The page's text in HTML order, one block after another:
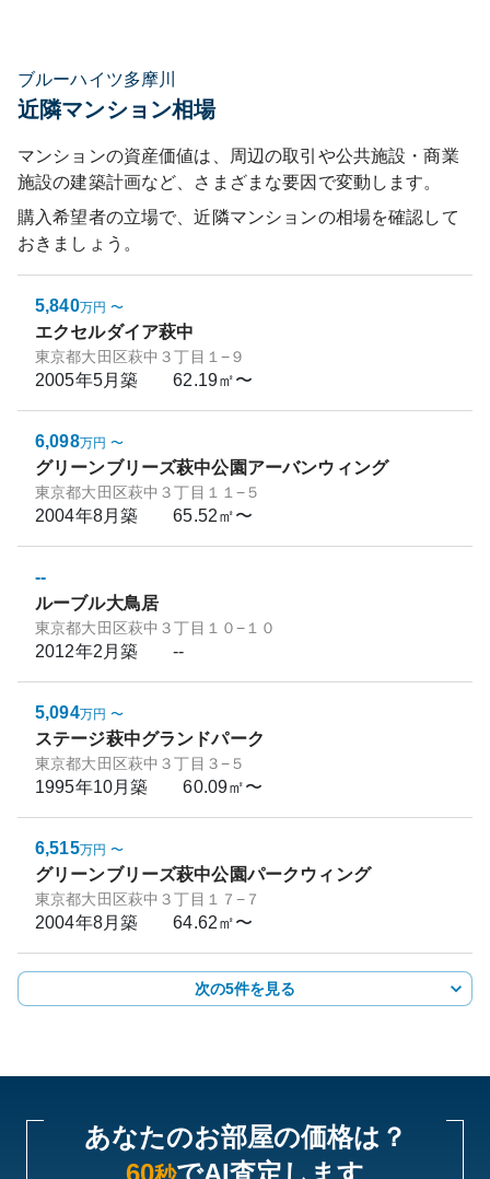
ブルーハイツ多摩川
近隣マンション相場
マンションの資産価値は、周辺の取引や公共施設・商業
施設の建築計画など、さまざまな要因で変動します。
購入希望者の立場で、近隣マンションの相場を確認して
おきましょう。
5,840万円 〜
エクセルダイア萩中
東京都大田区萩中３丁目１−９
2005年5月築 62.19㎡〜
6,098万円 〜
グリーンブリーズ萩中公園アーバンウィング
東京都大田区萩中３丁目１１−５
2004年8月築 65.52㎡〜
--
ルーブル大鳥居
東京都大田区萩中３丁目１０−１０
2012年2月築 --
5,094万円 〜
ステージ萩中グランドパーク
東京都大田区萩中３丁目３−５
1995年10月築 60.09㎡〜
6,515万円 〜
グリーンブリーズ萩中公園パークウィング
東京都大田区萩中３丁目１７−７
2004年8月築 64.62㎡〜
次の5件を見る
あなたのお部屋の価格は？
60
でAI査定します